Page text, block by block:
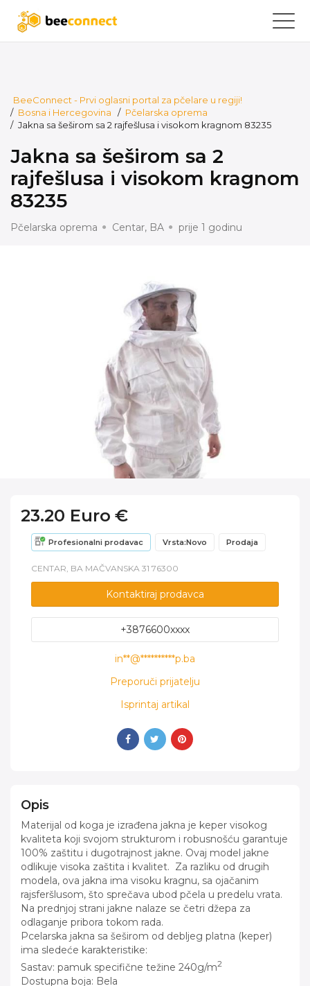
BeeConnect - Prvi oglasni portal za pčelare u regiji!
/ Bosna i Hercegovina / Pčelarska oprema
/ Jakna sa šeširom sa 2 rajfešlusa i visokom kragnom 83235
Jakna sa šeširom sa 2
rajfešlusa i visokom kragnom
83235
Pčelarska oprema Centar, BA prije 1 godinu
23.20 Euro €
Profesionalni prodavac Vrsta:Novo Prodaja
CENTAR, BA MAČVANSKA 31 76300
Kontaktiraj prodavca
+3876600xxxx
in**@**********p.ba
Preporuči prijatelju
Isprintaj artikal
Opis
Materijal od koga je izrađena jakna je keper visokog
kvaliteta koji svojom strukturom i robusnošću garantuje
100% zaštitu i dugotrajnost jakne. Ovaj model jakne
odlikuje visoka zaštita i kvalitet. Za razliku od drugih
modela, ova jakna ima visoku kragnu, sa ojačanim
rajsferšlusom, što sprečava ubod pčela u predelu vrata.
Na prednjoj strani jakne nalaze se četri džepa za
odlaganje pribora tokom rada.
Pcelarska jakna sa šeširom od debljeg platna (keper)
ima sledeće karakteristike:
Sastav: pamuk specifične težine 240g/m2
Dostupna boja: Bela